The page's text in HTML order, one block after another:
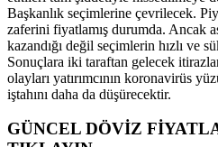
Başkanlık seçimlerine çevrilecek.
zaferini fiyatlamış durumda. Ancak
kazandığı değil seçimlerin hızlı ve
Sonuçlara iki taraftan gelecek
olayları yatırımcının koronavirüs
iştahını daha da düşürecektir.
GÜNCEL DÖVİZ